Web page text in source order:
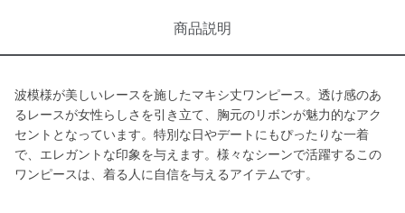
商品説明
波模様が美しいレースを施したマキシ丈ワンピース。透け感のあ
るレースが女性らしさを引き立て、胸元のリボンが魅力的なアク
セントとなっています。特別な日やデートにもぴったりな一着
で、エレガントな印象を与えます。様々なシーンで活躍するこの
ワンピースは、着る人に自信を与えるアイテムです。